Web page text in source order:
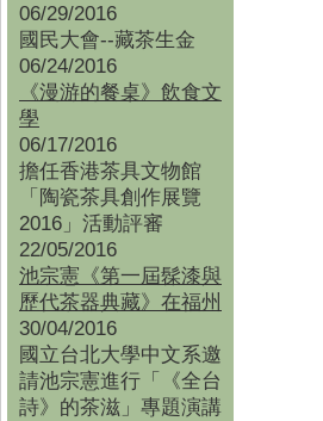
06/29/2016
國民大會--藏茶生金
06/24/2016
《漫游的餐桌》飲食文
學
06/17/2016
擔任香港茶具文物館
「陶瓷茶具創作展覽
2016」活動評審
22/05/2016
池宗憲《第一屆髹漆與
歷代茶器典藏》在福州
30/04/2016
國立台北大學中文系邀
請池宗憲進行「《全台
詩》的茶滋」專題演講